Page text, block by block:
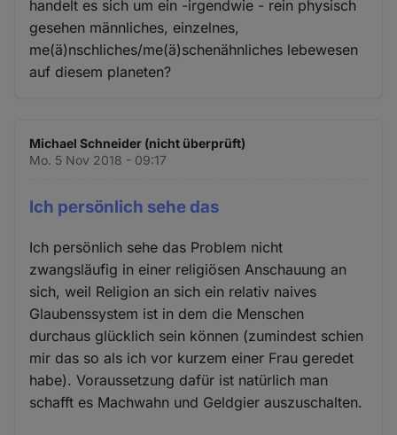
handelt es sich um ein -irgendwie - rein physisch
gesehen männliches, einzelnes,
me(ä)nschliches/me(ä)schenähnliches lebewesen
auf diesem planeten?
Michael Schneider (nicht überprüft)
Mo. 5 Nov 2018 - 09:17
Ich persönlich sehe das
Ich persönlich sehe das Problem nicht
zwangsläufig in einer religiösen Anschauung an
sich, weil Religion an sich ein relativ naives
Glaubenssystem ist in dem die Menschen
durchaus glücklich sein können (zumindest schien
mir das so als ich vor kurzem einer Frau geredet
habe). Voraussetzung dafür ist natürlich man
schafft es Machwahn und Geldgier auszuschalten.